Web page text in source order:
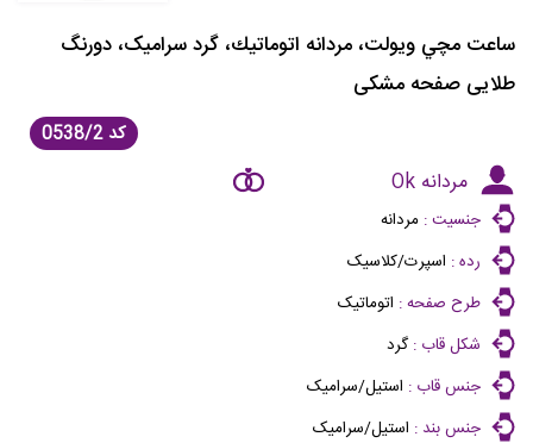
ساعت مچي ويولت، مردانه اتوماتيك، گرد سرامیک، دورنگ
طلایی صفحه مشکی
کد
مردانه Ok
جنسیت : مردانه
رده : اسپرت/کلاسیک
طرح صفحه : اتوماتیک
شکل قاب :گرد
جنس قاب : استیل/سرامیک
جنس بند : استیل/سرامیک